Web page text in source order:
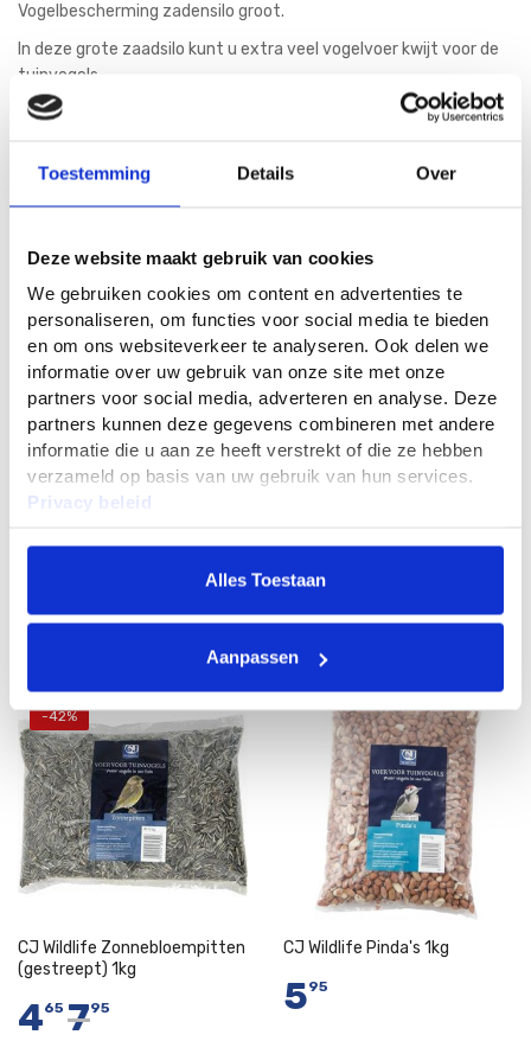
Toestemming Details Over
Deze website maakt gebruik van cookies
We gebruiken cookies om content en advertenties te
personaliseren, om functies voor social media te bieden
en om ons websiteverkeer te analyseren. Ook delen we
informatie over uw gebruik van onze site met onze
partners voor social media, adverteren en analyse. Deze
partners kunnen deze gegevens combineren met andere
informatie die u aan ze heeft verstrekt of die ze hebben
verzameld op basis van uw gebruik van hun services.
Privacy beleid
Alles Toestaan
Aanpassen
Vogelbescherming zadensilo groot.
In deze grote zaadsilo kunt u extra veel vogelvoer kwijt voor de
tuinvogels.
Er zijn 4 voederplekken.
gehakte pinda's.
website te bestellen!
1060
In Winkelwagen
Vergelijkbare producten
-42%
CJ Wildlife Zonnebloempitten
(gestreept) 1kg
465 795
CJ Wildlife Pinda's 1kg
595